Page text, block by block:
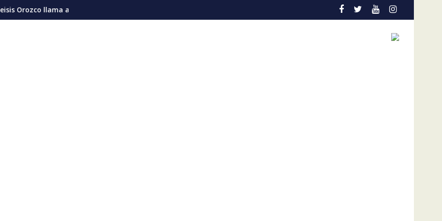
nacional y advierte sobre riesgos de divisiones en la actual coyuntura
Meta es condenada a pagar 567 millones de dólares por afectaciones a la salud mental de los niños
Vozinha genera furor en su presentación en el Colo